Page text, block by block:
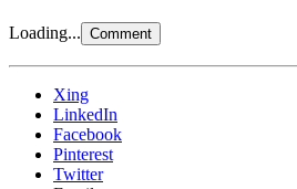
Loading...
Xing
LinkedIn
Facebook
Pinterest
Twitter